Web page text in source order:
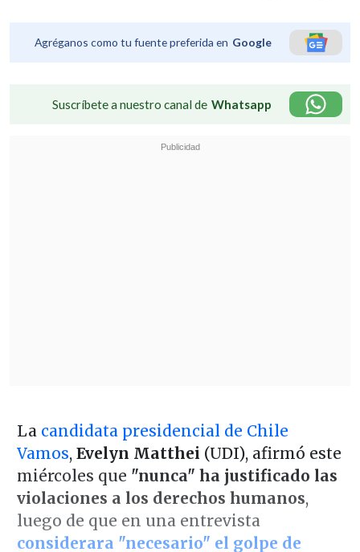
Agréganos como tu fuente preferida en Google
Suscríbete a nuestro canal de Whatsapp
La candidata presidencial de Chile
Vamos, Evelyn Matthei (UDI), afirmó este
miércoles que "nunca" ha justificado las
violaciones a los derechos humanos,
luego de que en una entrevista
considerara "necesario" el golpe de